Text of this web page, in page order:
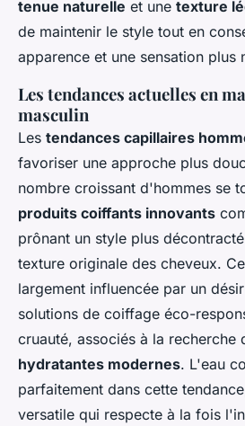
tenue naturelle et une texture
de maintenir le style tout en
apparence et une sensation plus
Les tendances actuelles en
masculin
Les tendances capillaires
favoriser une approche plus
nombre croissant d'hommes se
produits coiffants innovants
prônant un style plus
texture originale des cheveux.
largement influencée par un
solutions de coiffage éco-
cruauté, associés à la recherche
hydratantes modernes. L'eau
parfaitement dans cette
versatile qui respecte à la fois